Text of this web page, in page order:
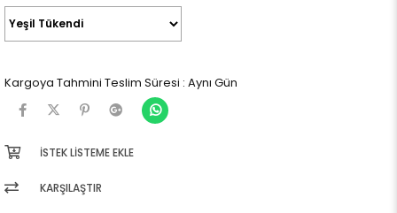
Kargoya Tahmini Teslim Süresi : Aynı Gün
İSTEK LISTEME EKLE
KARŞILAŞTIR